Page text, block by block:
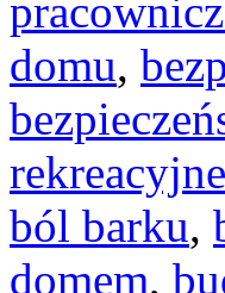
domu,
rekreacyjne
ból barku,
domem,